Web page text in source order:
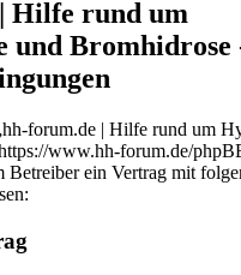
Hilfe rund um
und Bromhidrose
forum.de | Hilfe rund um
www.hh-forum.de/
Betreiber ein Vertrag mit